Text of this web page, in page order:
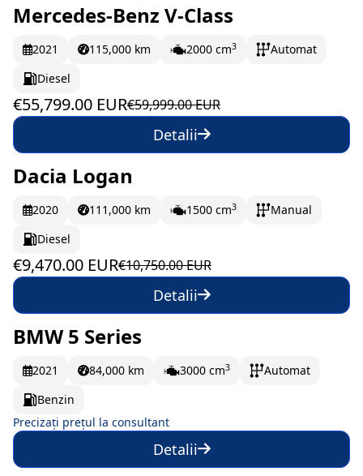
În stoc 929.98 EUR/lună
Mercedes-Benz V-Class
2021 115,000 km 2000 cm3
Automat
Diesel
€55,799.00 EUR€59,999.00 EUR
Detalii
În stoc 157.83 EUR/lună
Dacia Logan
2020 111,000 km 1500 cm3
Manual
Diesel
€9,470.00 EUR€10,750.00 EUR
Detalii
La comandă
BMW 5 Series
2021 84,000 km 3000 cm3
Automat
Benzin
Precizați prețul la consultant
Detalii